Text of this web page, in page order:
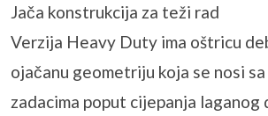
Jača konstrukcija za teži rad
Verzija Heavy Duty ima oštricu
ojačanu geometriju koja se nosi
zadacima poput cijepanja laganog